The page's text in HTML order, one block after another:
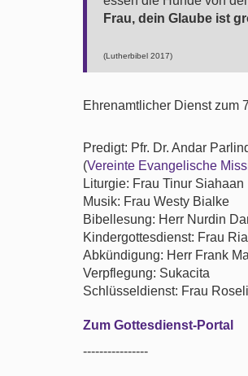
Frau, dein Glaube ist
(Lutherbibel 2017)
Ehrenamtlicher Dienst zum
Predigt: Pfr. Dr. Andar
(Vereinte Evangelische
Liturgie: Frau Tinur Siahaan
Musik: Frau Westy Bialke
Bibellesung: Herr Nurdin
Kindergottesdienst: Frau
Abkündigung: Herr Frank
Verpflegung: Sukacita
Schlüsseldienst: Frau
Zum Gottesdienst-Portal
----------------